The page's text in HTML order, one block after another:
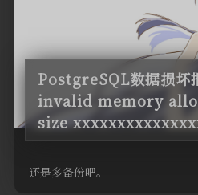
PostgreSQL数据损坏
invalid memory
size
还是多备份吧。